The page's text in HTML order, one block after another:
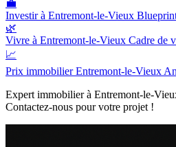
💼
Investir à Entremont-le-Vieux
🌿
Vivre à Entremont-le-Vieux Cadre de
📈
Prix immobilier Entremont-le-Vieux
Expert immobilier à Entremont-le-
Contactez-nous pour votre projet !